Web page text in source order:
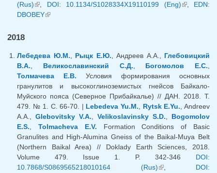
(Rus)(link is external)
DOI: 10.1134/S1028334X19110199 (Eng)(link is
, EDN:
DBOBEY(link is external)
2018
Лебедева Ю.М. Рыцк Е.Ю. , Андреев А.А., Глебовицкий
В.А.
Великославинский С.Д. Богомолов Е.С.
Толмачева Е.В. Условия формирования основных
гранулитов и высокоглиноземистых гнейсов Байкало-
Муйского пояса (Северное Прибайкалье) // ДАН. 2018. Т.
479. № 1. С. 66-70. | Lebedeva Yu.M. Rytsk E.Yu. , Andreev
A.A., Glebovitsky V.A. Velikoslavinsky S.D.
Bogomolov
E.S.
Tolmacheva E.V. Formation Conditions of Basic
Granulites and High-Alumina Gneiss of the Baikal-Muya Belt
(Northern Baikal Area) // Doklady Earth Sciences, 2018.
Volume 479. Issue 1. P. 342-346 DOI:
10.7868/S0869565218010164 (Rus)(link is external)
, DOI: